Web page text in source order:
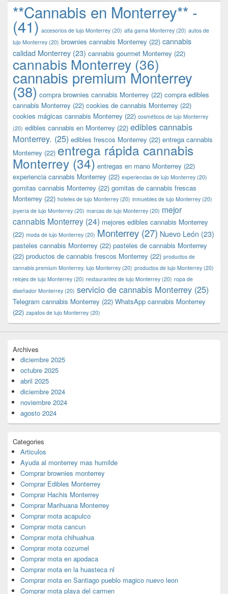
**Cannabis en Monterrey** -
(41) accesorios de lujo Monterrey (20) alta gama Monterrey (20) autos de
lujo Monterrey (20) brownies cannabis Monterrey (22) cannabis
calidad Monterrey (23) cannabis gourmet Monterrey (22)
cannabis Monterrey (36)
cannabis premium Monterrey
(38) compra brownies cannabis Monterrey (22) compra edibles
cannabis Monterrey (22) cookies de cannabis Monterrey (22)
cookies mágicas cannabis Monterrey (22) cosméticos de lujo Monterrey
(20) edibles cannabis en Monterrey (22) edibles cannabis
Monterrey. (25) edibles frescos Monterrey (22) entrega cannabis
Monterrey (22) entrega rápida cannabis
Monterrey (34) entregas en mano Monterrey (22)
experiencia cannabis Monterrey (22) experiencias de lujo Monterrey (20)
gomitas cannabis Monterrey (22) gomitas de cannabis frescas
Monterrey (22) hoteles de lujo Monterrey (20) inmuebles de lujo Monterrey (20)
joyería de lujo Monterrey (20) marcas de lujo Monterrey (20) mejor
cannabis Monterrey (24) mejores edibles cannabis Monterrey
(22) moda de lujo Monterrey (20) Monterrey (27) Nuevo León (23)
pasteles cannabis Monterrey (22) pasteles de cannabis Monterrey
(22) productos de cannabis frescos Monterrey (22) productos de
cannabis premium Monterrey. lujo Monterrey (20) productos de lujo Monterrey (20)
relojes de lujo Monterrey (20) restaurantes de lujo Monterrey (20) ropa de
diseñador Monterrey (20) servicio de cannabis Monterrey (25)
Telegram cannabis Monterrey (22) WhatsApp cannabis Monterrey
(22) zapatos de lujo Monterrey (20)
Archives
diciembre 2025
octubre 2025
abril 2025
diciembre 2024
noviembre 2024
agosto 2024
Categories
Articulos
Ayuda al monterrey mas humilde
Comprar brownies monterrey
Comprar Edibles Monterrey
Comprar Hachis Monterrey
Comprar Marihuana Monterrey
Comprar mota acapulco
Comprar mota cancun
Comprar mota chihuahua
Comprar mota cozumel
Comprar mota en apodaca
Comprar mota en la huasteca nl
Comprar mota en Santiago pueblo magico nuevo leon
Comprar mota playa del carmen